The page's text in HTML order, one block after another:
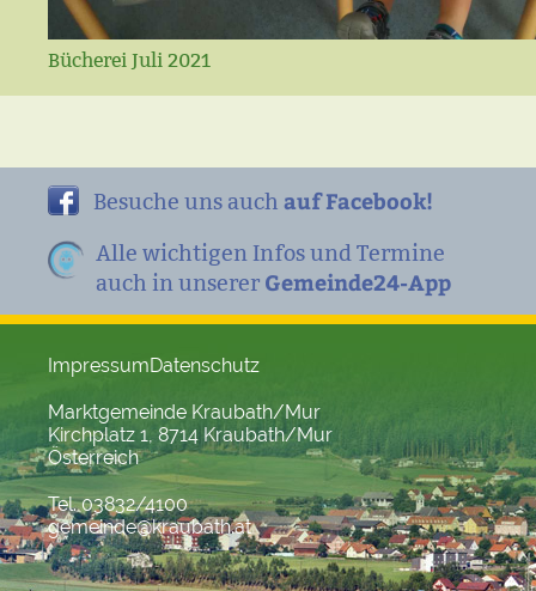
Bücherei Juli 2021
Besuche uns auch auf Facebook!
Alle wichtigen Infos und Termine
auch in unserer Gemeinde24-App
ImpressumDatenschutz
Marktgemeinde Kraubath/Mur
Kirchplatz 1, 8714 Kraubath/Mur
Österreich
Tel. 03832/4100
gemeinde@kraubath.at